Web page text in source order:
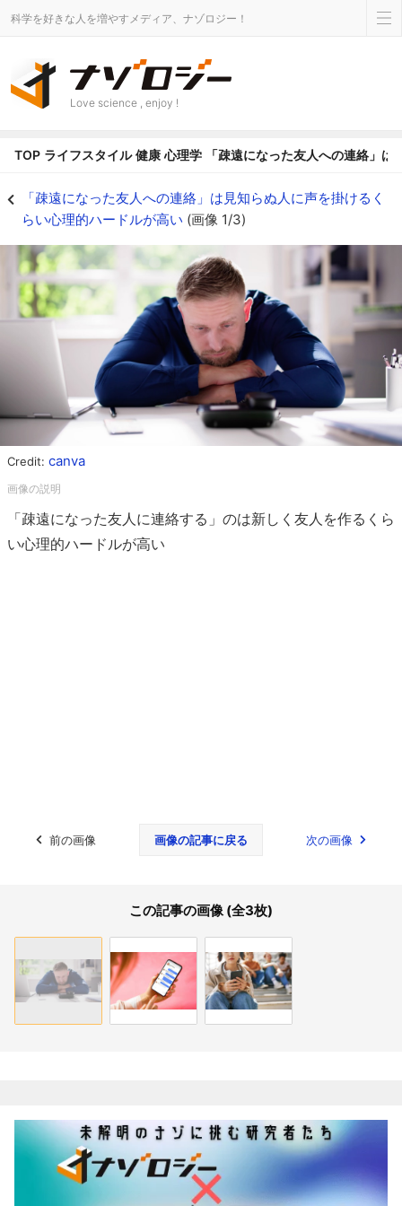
科学を好きな人を増やすメディア、ナゾロジー！
Love science , enjoy !
TOP ライフスタイル 健康 心理学 「疎遠になった友人への連絡」
「疎遠になった友人への連絡」は見知らぬ人に声を掛けるく
らい心理的ハードルが高い (画像 1/3)
Credit: canva
「疎遠になった友人に連絡する」のは新しく友人を作るくら
い心理的ハードルが高い
前の画像 画像の記事に戻る 次の画像
この記事の画像 (全3枚)